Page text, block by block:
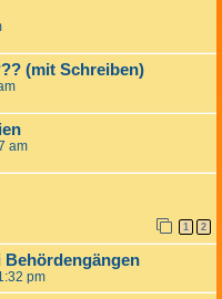
(mit Schreiben)
am
1 2
pm